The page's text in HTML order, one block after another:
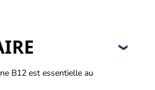
B12 est essentielle au